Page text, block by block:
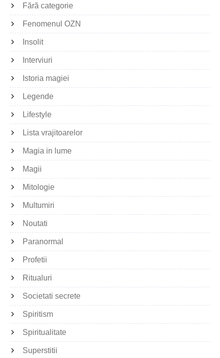
Fără categorie
Fenomenul OZN
Insolit
Interviuri
Istoria magiei
Legende
Lifestyle
Lista vrajitoarelor
Magia in lume
Magii
Mitologie
Multumiri
Noutati
Paranormal
Profetii
Ritualuri
Societati secrete
Spiritism
Spiritualitate
Superstitii